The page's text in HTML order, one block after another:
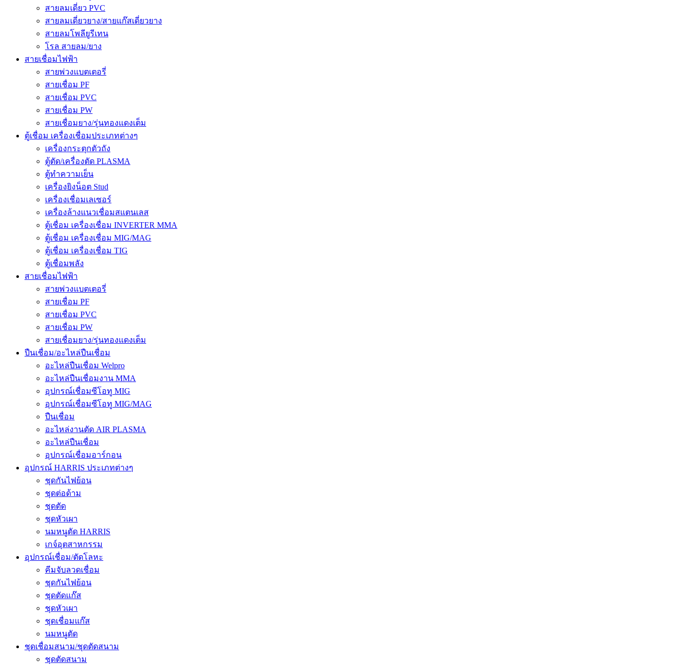
สายลมเดี่ยว PVC
สายลมเดี่ยวยาง/สายแก๊สเดี่ยวยาง
สายลมโพลียูรีเทน
โรล สายลม/ยาง
สายเชื่อมไฟฟ้า
สายพ่วงแบตเตอรี่
สายเชื่อม PF
สายเชื่อม PVC
สายเชื่อม PW
สายเชื่อมยาง/รุ่นทองแดงเต็ม
ตู้เชื่อม เครื่องเชื่อมประเภทต่างๆ
เครื่องกระตุกตัวถัง
ตู้ตัด/เครื่องตัด PLASMA
ตู้ทำความเย็น
เครื่องยิงน็อต Stud
เครื่องเชื่อมเลเซอร์
เครื่องล้างแนวเชื่อมสแตนเลส
ตู้เชื่อม เครื่องเชื่อม INVERTER MMA
ตู้เชื่อม เครื่องเชื่อม MIG/MAG
ตู้เชื่อม เครื่องเชื่อม TIG
ตู้เชื่อมพลัง
สายเชื่อมไฟฟ้า
สายพ่วงแบตเตอรี่
สายเชื่อม PF
สายเชื่อม PVC
สายเชื่อม PW
สายเชื่อมยาง/รุ่นทองแดงเต็ม
ปืนเชื่อม/อะไหล่ปืนเชื่อม
อะไหล่ปืนเชื่อม Welpro
อะไหล่ปืนเชื่อมงาน MMA
อุปกรณ์เชื่อมซีโอทู MIG
อุปกรณ์เชื่อมซีโอทู MIG/MAG
ปืนเชื่อม
อะไหล่งานตัด AIR PLASMA
อะไหล่ปืนเชื่อม
อุปกรณ์เชื่อมอาร์กอน
อุปกรณ์ HARRIS ประเภทต่างๆ
ชุดกันไฟย้อน
ชุดต่อด้าม
ชุดตัด
ชุดหัวเผา
นมหนูตัด HARRIS
เกจ์อุตสาหกรรม
อุปกรณ์เชื่อม/ตัดโลหะ
คีมจับลวดเชื่อม
ชุดกันไฟย้อน
ชุดตัดแก๊ส
ชุดหัวเผา
ชุดเชื่อมแก๊ส
นมหนูตัด
ชุดเชื่อมสนาม/ชุดตัดสนาม
ชุดตัดสนาม